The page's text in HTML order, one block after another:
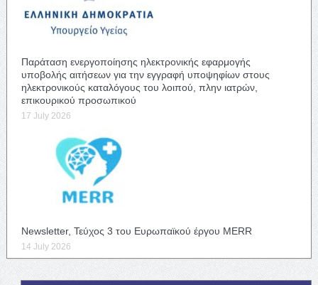
Παράταση ενεργοποίησης ηλεκτρονικής εφαρμογής
υποβολής αιτήσεων για την εγγραφή υποψηφίων στους
ηλεκτρονικούς καταλόγους του λοιπού, πλην ιατρών,
επικουρικού προσωπικού
17 July 2026
Newsletter, Τεύχος 3 του Ευρωπαϊκού έργου MERR
14 July 2026